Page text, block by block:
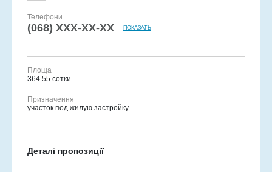
Телефони
(068) XXX‑XX‑XX ПОКАЗАТЬ
Площа
364.55 сотки
Призначення
участок под жилую застройку
Деталі пропозиції